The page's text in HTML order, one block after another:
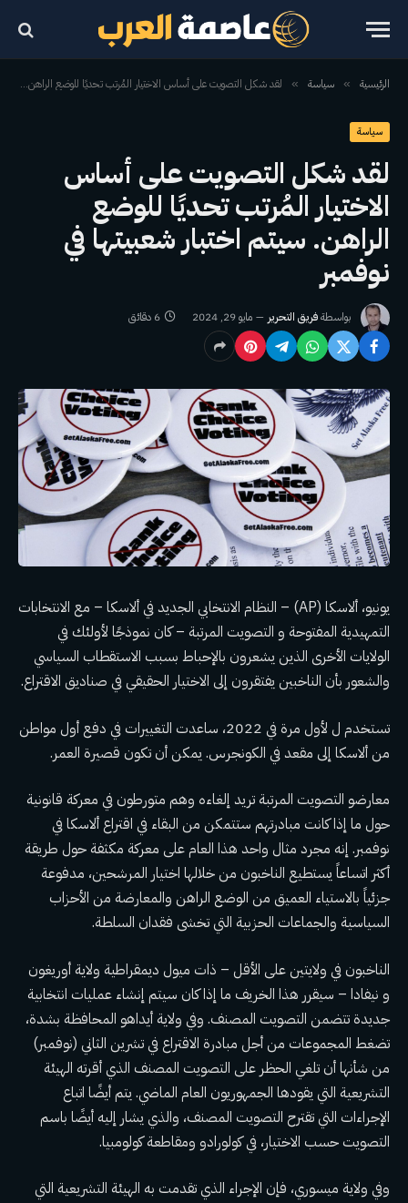
الرئيسية » سياسة » لقد شكل التصويت على أساس الاختيار المُرتب تحديًا للوضع الراهن. سيتم اختبار شعبيتها في نوفمبر
سياسة
لقد شكل التصويت على أساس
الاختيار المُرتب تحديًا للوضع
الراهن. سيتم اختبار شعبيتها في
نوفمبر
بواسطةفريق التحرير مايو 29, 2024 6 دقائق
يونيو، ألاسكا (AP) – النظام الانتخابي الجديد في ألاسكا – مع الانتخابات
التمهيدية المفتوحة و التصويت المرتبة – كان نموذجًا لأولئك في
الولايات الأخرى الذين يشعرون بالإحباط بسبب الاستقطاب السياسي
والشعور بأن الناخبين يفتقرون إلى الاختيار الحقيقي في صناديق الاقتراع.
تستخدم ل لأول مرة في 2022،
ساعدت التغييرات في دفع أول مواطن
من ألاسكا إلى مقعد في الكونجرس. يمكن أن تكون قصيرة العمر.
معارضو التصويت المرتبة تريد إلغاءه وهم متورطون في معركة قانونية
حول ما إذا كانت مبادرتهم ستتمكن من البقاء في اقتراع ألاسكا في
نوفمبر. إنه مجرد مثال واحد هذا العام على معركة مكثفة حول طريقة
أكثر اتساعاً يستطيع الناخبون من خلالها اختيار المرشحين، مدفوعة
جزئياً بالاستياء العميق من الوضع الراهن والمعارضة من الأحزاب
السياسية والجماعات الحزبية التي تخشى فقدان السلطة.
الناخبون في ولايتين على الأقل – ذات ميول ديمقراطية ولاية أوريغون
و نيفادا – سيقرر هذا الخريف ما إذا كان سيتم إنشاء عمليات انتخابية
جديدة تتضمن التصويت المصنف. وفي ولاية أيداهو المحافظة بشدة،
تضغط المجموعات من أجل مبادرة الاقتراع في تشرين الثاني (نوفمبر)
من شأنها أن تلغي الحظر على التصويت المصنف الذي أقرته الهيئة
التشريعية التي يقودها الجمهوريون العام الماضي. يتم أيضًا اتباع
الإجراءات التي تقترح التصويت المصنف، والذي يشار إليه أيضًا باسم
التصويت حسب الاختيار، في كولورادو ومقاطعة كولومبيا.
وفي ولاية ميسوري، فإن الإجراء الذي تقدمت به الهيئة التشريعية التي